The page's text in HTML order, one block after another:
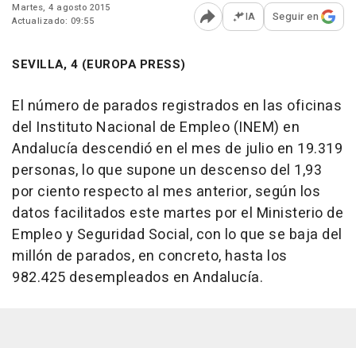
Martes, 4 agosto 2015
Actualizado: 09:55
Abrir opciones para
IA Seguir en
SEVILLA, 4 (EUROPA PRESS)
El número de parados registrados en las oficinas
del Instituto Nacional de Empleo (INEM) en
Andalucía descendió en el mes de julio en 19.319
personas, lo que supone un descenso del 1,93
por ciento respecto al mes anterior, según los
datos facilitados este martes por el Ministerio de
Empleo y Seguridad Social, con lo que se baja del
millón de parados, en concreto, hasta los
982.425 desempleados en Andalucía.